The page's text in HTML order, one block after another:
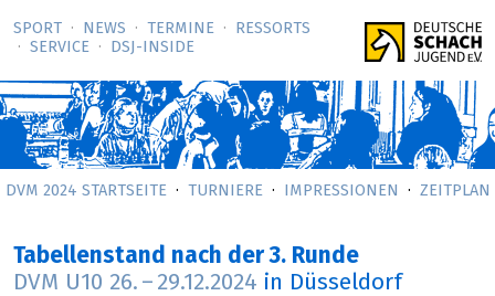
SPORT NEWS TERMINE
RESSORTS
SERVICE
DSJ-­INSIDE
DVM 2024 STARTSEITE TURNIERE IMPRESSIONEN ZEITPLAN
Tabellenstand nach der 3. Runde
DVM U10 26. – 29.12.2024 in Düsseldorf